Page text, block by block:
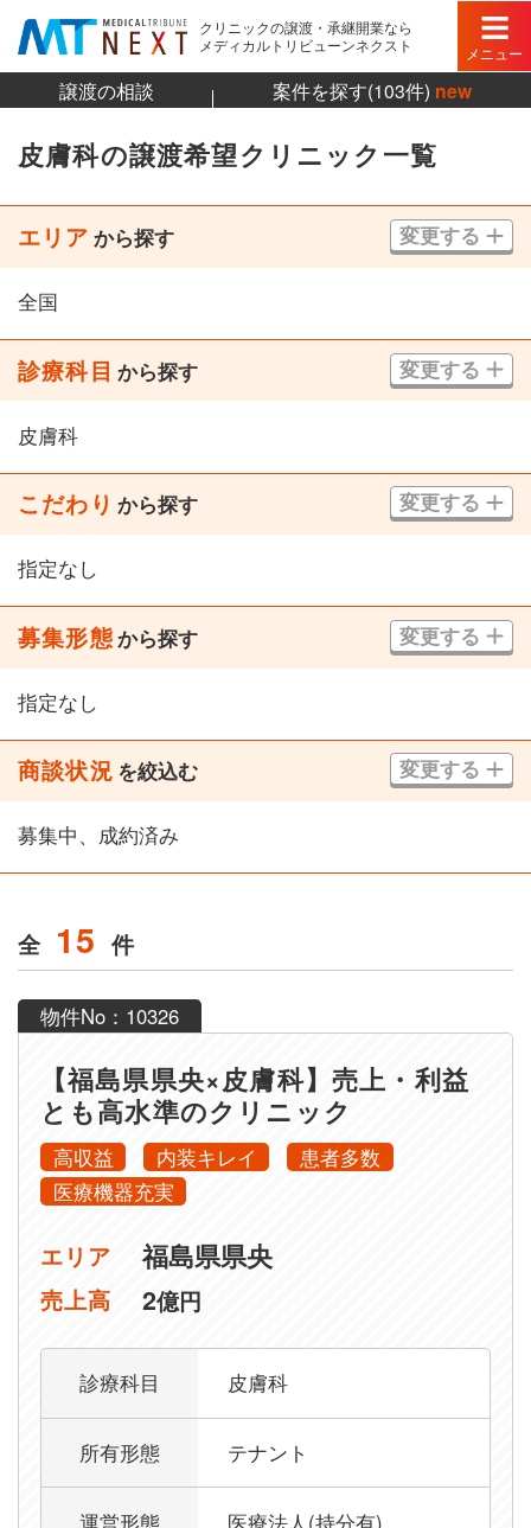
クリニックの譲渡・承継開業なら
メディカルトリビューンネクスト
メニュー
譲渡の相談 案件を探す(103件) new
皮膚科の譲渡希望クリニック一覧
エリア から探す 変更する
全国
診療科目 から探す 変更する
皮膚科
こだわり から探す 変更する
指定なし
募集形態から探す 変更する
指定なし
商談状況 を絞込む 変更する
募集中、成約済み
全 15 件
物件No：10326
【福島県県央×皮膚科】売上・利益
とも高水準のクリニック
高収益 内装キレイ
患者多数
医療機器充実
エリア 福島県県央
売上高 2億円
診療科目 皮膚科
所有形態 テナント
運営形態 医療法人(持分有)